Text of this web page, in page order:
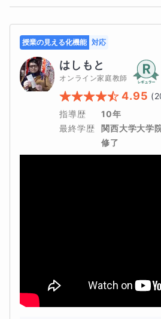
授業の見える化機能 対応
はしもと
オンライン家庭教師
4.95 (
指導歴
10年
最終学歴
関西大学大学
修了